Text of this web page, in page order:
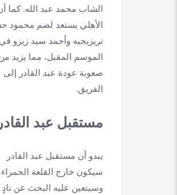
الشاب محمد عبد الله. كما
الأهلي يستعد لضم محمود
تريزيجيه وأحمد سيد زيزو في
الموسم المقبل، مما يزيد
صعوبة عودة عبد القادر إلى
الفريق.
مستقبل عبد القادر
يبدو أن مستقبل عبد القادر
سيكون خارج القلعة
وسيتعين عليه البحث عن نادٍ